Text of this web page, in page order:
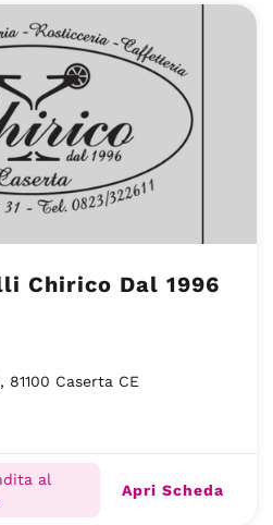
Chirico Dal 1996
81100 Caserta CE
al
Apri Scheda